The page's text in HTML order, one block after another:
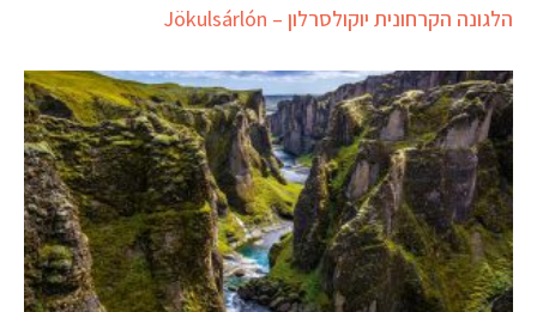
הלגונה הקרחונית יוקולסרלון – Jökulsárlón